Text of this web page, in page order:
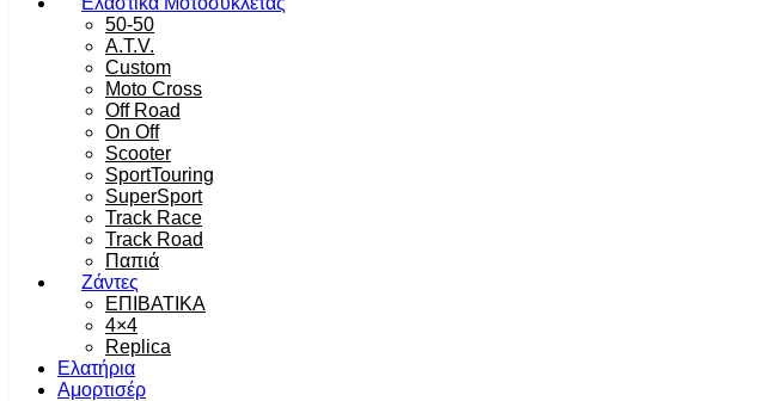
50-50
A.T.V.
Custom
Moto Cross
Off Road
On Off
Scooter
SportTouring
SuperSport
Track Race
Track Road
Παπιά
Ζάντες
ΕΠΙΒΑΤΙΚΑ
4×4
Replica
Ελατήρια
Αμορτισέρ